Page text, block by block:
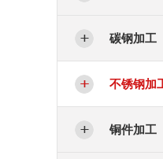
碳钢加工
不锈钢加
铜件加工